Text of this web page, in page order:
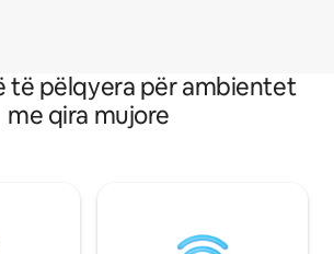
të pëlqyera për ambientet
me qira mujore